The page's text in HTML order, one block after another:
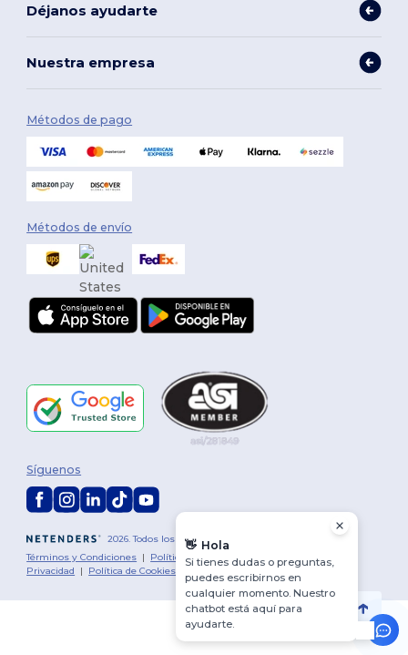
Déjanos ayudarte
Nuestra empresa
Métodos de pago
Métodos de envío
2026. Todos los derechos reservados
Términos y Condiciones | Política de personalización
Política de
Privacidad | Política de Cookies
Síguenos
👋 Hola
Si tienes dudas o preguntas,
puedes escribirnos en
cualquier momento. Nuestro
chatbot está aquí para
ayudarte.